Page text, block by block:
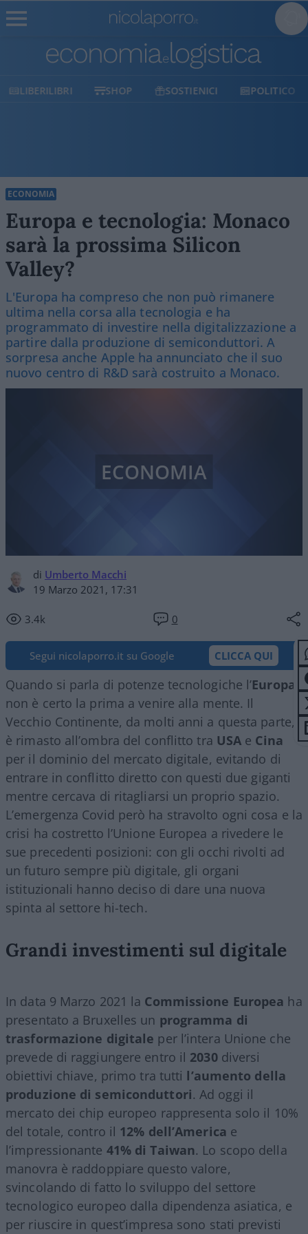
LIBERILIBRI SHOP SOSTIENICI POLITICO
ECONOMIA
Europa e tecnologia: Monaco
sarà la prossima Silicon
Valley?
L'Europa ha compreso che non può rimanere
ultima nella corsa alla tecnologia e ha
programmato di investire nella digitalizzazione a
partire dalla produzione di semiconduttori. A
sorpresa anche Apple ha annunciato che il suo
nuovo centro di R&D sarà costruito a Monaco.
di Umberto Macchi
19 Marzo 2021, 17:31
3.4k 0
ECONOMIA
Segui nicolaporro.it su Google CLICCA QUI
Quando si parla di potenze tecnologiche l’Europa
non è certo la prima a venire alla mente. Il
Vecchio Continente, da molti anni a questa parte,
è rimasto all’ombra del conflitto tra USA e Cina
per il dominio del mercato digitale, evitando di
entrare in conflitto diretto con questi due giganti
mentre cercava di ritagliarsi un proprio spazio.
L’emergenza Covid però ha stravolto ogni cosa e la
crisi ha costretto l’Unione Europea a rivedere le
sue precedenti posizioni: con gli occhi rivolti ad
un futuro sempre più digitale, gli organi
istituzionali hanno deciso di dare una nuova
spinta al settore hi-tech.
Grandi investimenti sul digitale
In data 9 Marzo 2021 la Commissione Europea ha
presentato a Bruxelles un programma di
trasformazione digitale per l’intera Unione che
prevede di raggiungere entro il 2030diversi
obiettivi chiave, primo tra tutti l’aumento della
produzione di semiconduttori. Ad oggi il
mercato dei chip europeo rappresenta solo il 10%
del totale, contro il 12% dell’America e
l’impressionante 41% di Taiwan. Lo scopo della
manovra è raddoppiare questo valore,
svincolando di fatto lo sviluppo del settore
tecnologico europeo dalla dipendenza asiatica, e
per riuscire in quest’impresa sono stati previsti